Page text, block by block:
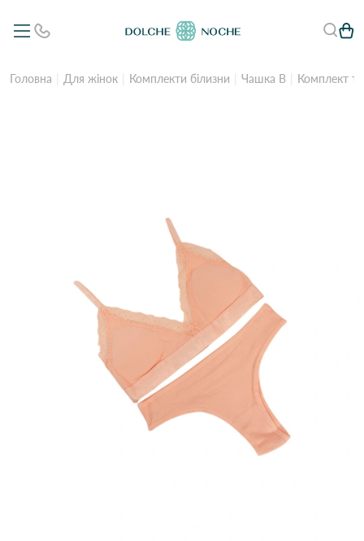
Головна Для жінок Комплекти білизни Чашка B Комплект